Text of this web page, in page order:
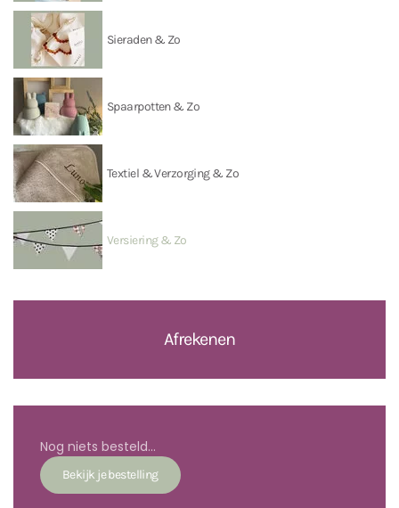
Sieraden & Zo
Spaarpotten & Zo
Textiel & Verzorging & Zo
Versiering & Zo
Afrekenen
Nog niets besteld...